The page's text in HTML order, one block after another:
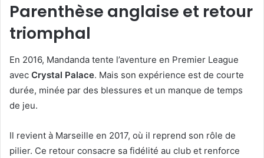
Parenthèse anglaise et retour
triomphal
En 2016, Mandanda tente l’aventure en Premier League
avec Crystal Palace. Mais son expérience est de courte
durée, minée par des blessures et un manque de temps
de jeu.
Il revient à Marseille en 2017, où il reprend son rôle de
pilier. Ce retour consacre sa fidélité au club et renforce